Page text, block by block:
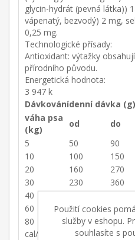
glycin-hydrát (pevná látka))
vápenatý, bezvodý) 2 mg,
0,25 mg.
Technologické přísady:
Antioxidant: výtažky
přírodního původu.
Energetická hodnota:
3 947 k
Dávkovánídenní dávka (g)
váha psa
(kg)
od
do
5
50
90
10
100
150
20
160
270
30
230
360
40
270
480
60
380
620
80
450
770
cal/kg.
Použití cookies
služby v eshopu.
souhlasíte s